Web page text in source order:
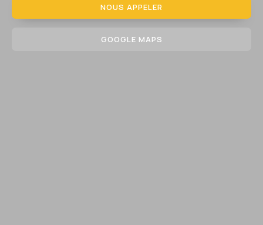
NOUS APPELER
GOOGLE MAPS